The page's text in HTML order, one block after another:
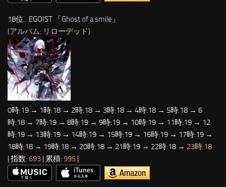
18位…EGOIST 「Ghost of a smile 」
(アルバム: リローデッド)
0時:19 → 1時:18 → 2時:18 → 3時:18 → 4時:18 → 5時:18 → 6
時:18 → 7時:19 → 8時:19 → 9時:19 → 10時:19 → 11時:19 → 12
時:19 → 13時:19 → 14時:19 → 15時:19 → 16時:19 → 17時:19 →
18時:18 → 19時:18 → 20時:18 → 21時:19 → 22時:18 → 23時:18
| 指数: 693 | 累積: 995 |